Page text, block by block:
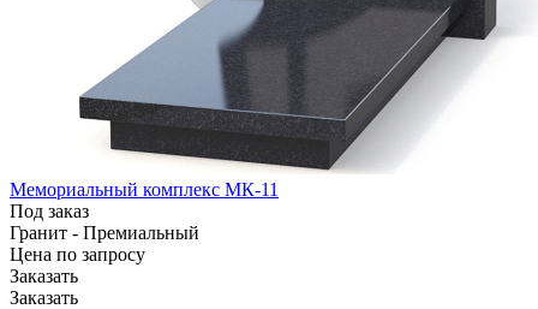
Мемориальный комплекс МК-11
Под заказ
Гранит - Премиальный
Цена по запросу
Заказать
Заказать